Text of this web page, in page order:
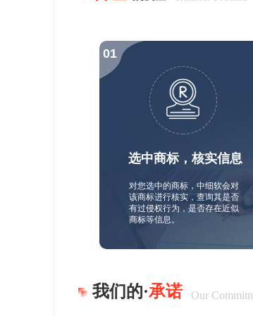
选中商标，核实信息
对您选中的商标，中细软会对
该商标进行核实，查询其是否
有过侵权行为，是否存在近似
商标等信息。
我们的·承诺 Our